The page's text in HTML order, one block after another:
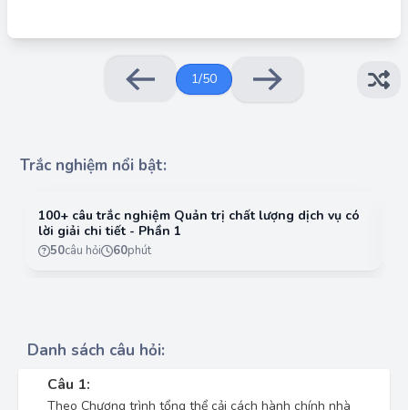
1/50
Trắc nghiệm nổi bật:
100+ câu trắc nghiệm Quản trị chất lượng dịch vụ có
lời giải chi tiết - Phần 1
50câu hỏi 60phút
Danh sách câu hỏi:
Câu 1:
Theo Chương trình tổng thể cải cách hành chính nhà